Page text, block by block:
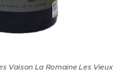
Vaison La Romaine Les Vieux